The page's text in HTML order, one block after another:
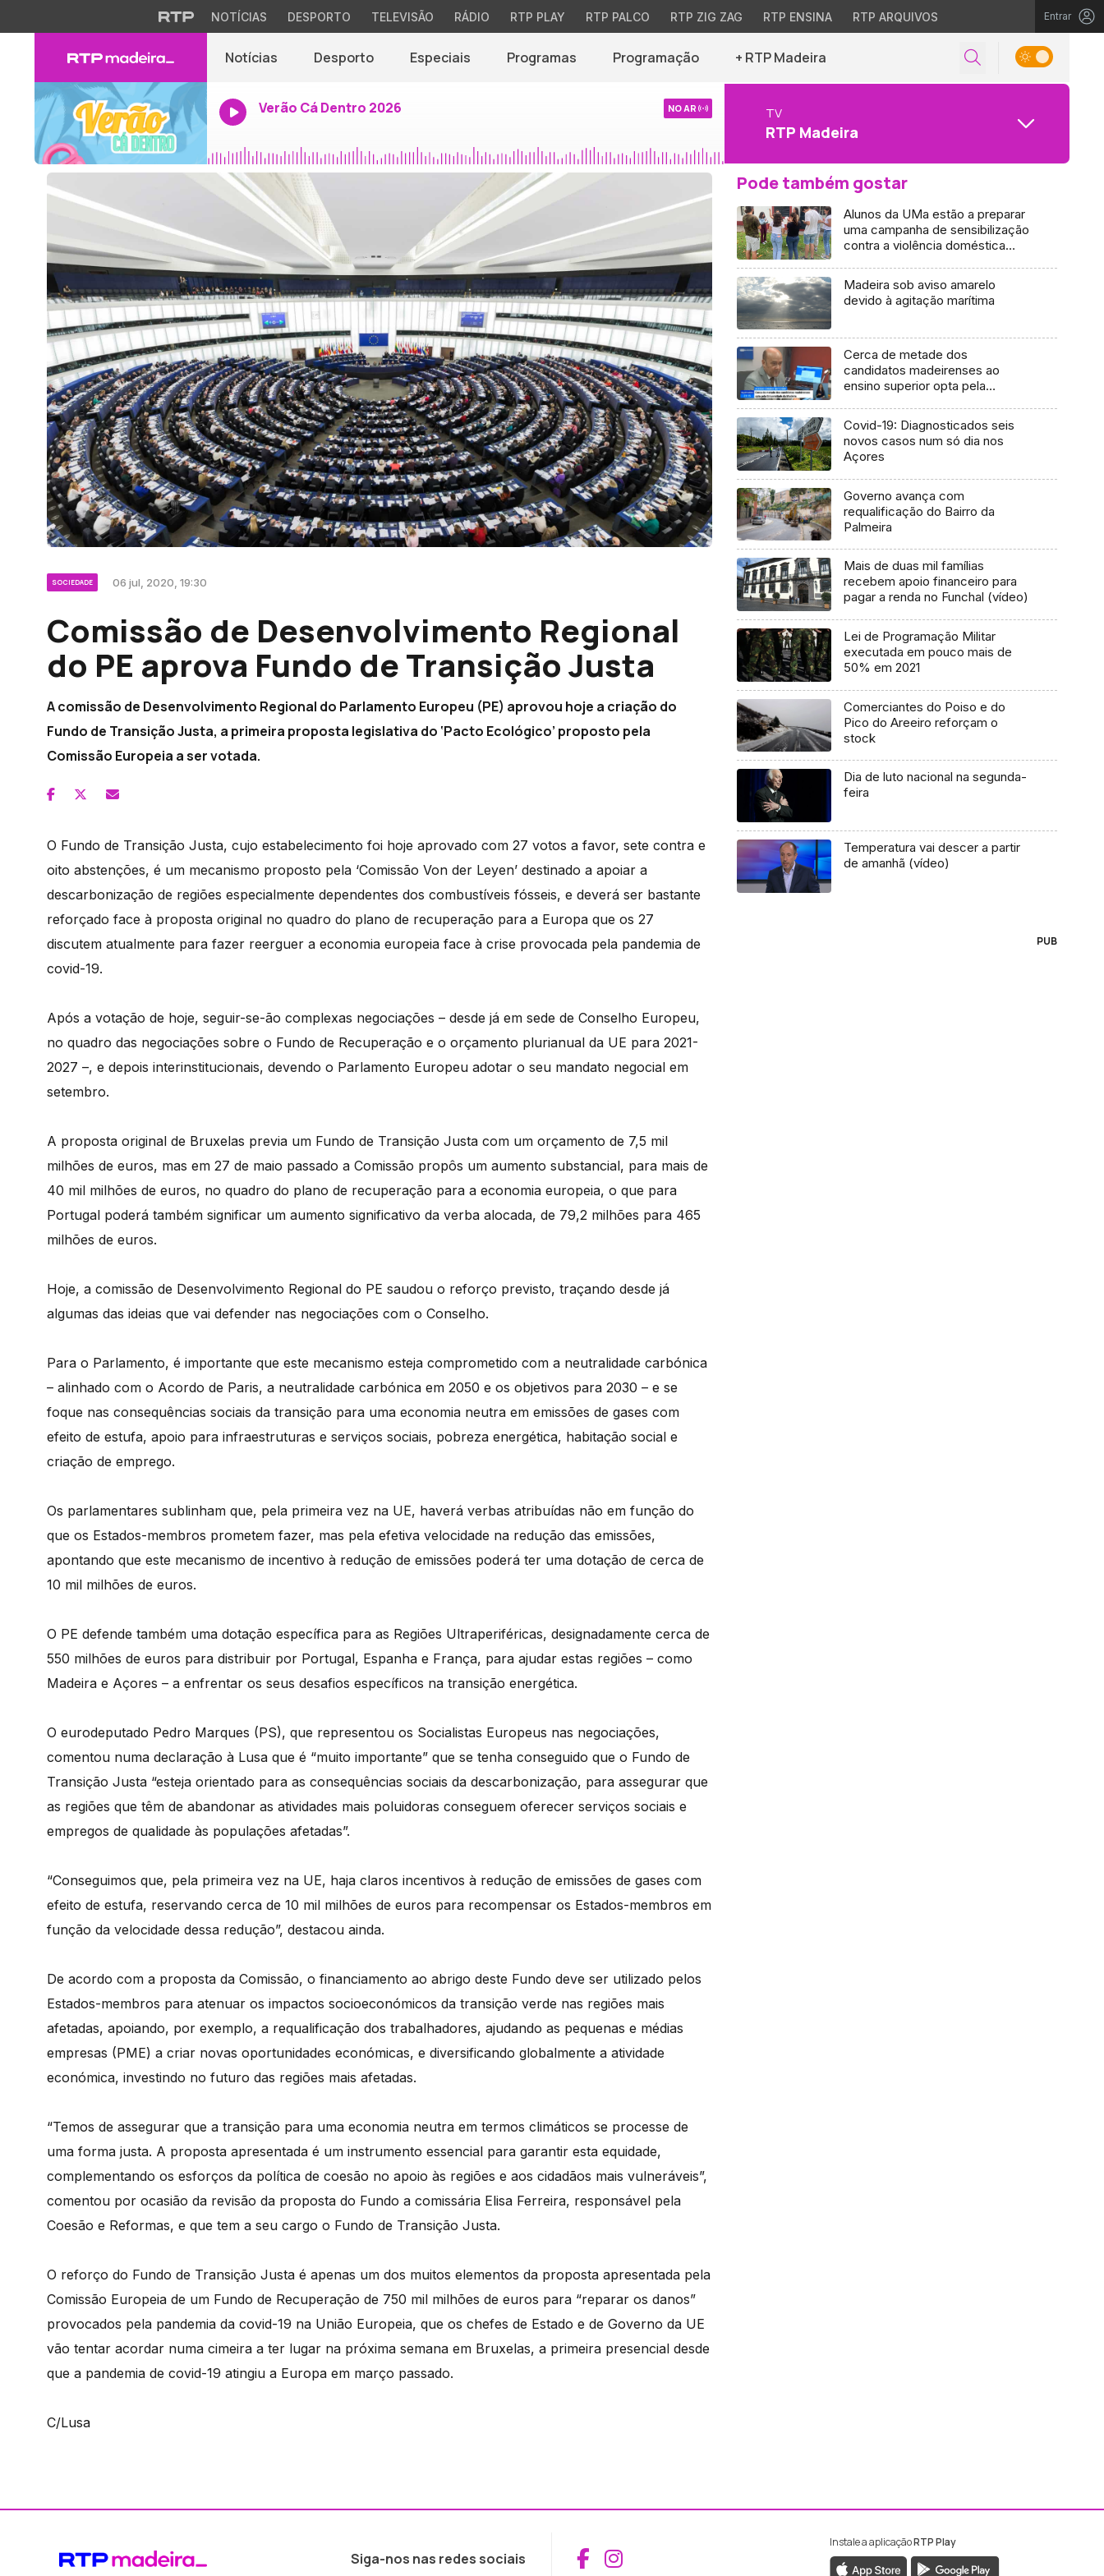
NOTÍCIAS DESPORTO TELEVISÃO RÁDIO RTP PLAY RTP PALCO RTP ZIG ZAG RTP ENSINA RTP ARQUIVOS Entrar
Notícias Desporto Especiais Programas Programação + RTP Madeira
Verão Cá Dentro 2026 NO AR TV
RTP Madeira
SOCIEDADE 06 jul, 2020, 19:30
Comissão de Desenvolvimento Regional
do PE aprova Fundo de Transição Justa
A comissão de Desenvolvimento Regional do Parlamento Europeu (PE) aprovou hoje a criação do
Fundo de Transição Justa, a primeira proposta legislativa do ‘Pacto Ecológico’ proposto pela
Comissão Europeia a ser votada.
O Fundo de Transição Justa, cujo estabelecimento foi hoje aprovado com 27 votos a favor, sete contra e
oito abstenções, é um mecanismo proposto pela ‘Comissão Von der Leyen’ destinado a apoiar a
descarbonização de regiões especialmente dependentes dos combustíveis fósseis, e deverá ser bastante
reforçado face à proposta original no quadro do plano de recuperação para a Europa que os 27
discutem atualmente para fazer reerguer a economia europeia face à crise provocada pela pandemia de
covid-19.
Após a votação de hoje, seguir-se-ão complexas negociações – desde já em sede de Conselho Europeu,
no quadro das negociações sobre o Fundo de Recuperação e o orçamento plurianual da UE para 2021-
2027 –, e depois interinstitucionais, devendo o Parlamento Europeu adotar o seu mandato negocial em
setembro.
A proposta original de Bruxelas previa um Fundo de Transição Justa com um orçamento de 7,5 mil
milhões de euros, mas em 27 de maio passado a Comissão propôs um aumento substancial, para mais de
40 mil milhões de euros, no quadro do plano de recuperação para a economia europeia, o que para
Portugal poderá também significar um aumento significativo da verba alocada, de 79,2 milhões para 465
milhões de euros.
Hoje, a comissão de Desenvolvimento Regional do PE saudou o reforço previsto, traçando desde já
algumas das ideias que vai defender nas negociações com o Conselho.
Para o Parlamento, é importante que este mecanismo esteja comprometido com a neutralidade carbónica
– alinhado com o Acordo de Paris, a neutralidade carbónica em 2050 e os objetivos para 2030 – e se
foque nas consequências sociais da transição para uma economia neutra em emissões de gases com
efeito de estufa, apoio para infraestruturas e serviços sociais, pobreza energética, habitação social e
criação de emprego.
Os parlamentares sublinham que, pela primeira vez na UE, haverá verbas atribuídas não em função do
que os Estados-membros prometem fazer, mas pela efetiva velocidade na redução das emissões,
apontando que este mecanismo de incentivo à redução de emissões poderá ter uma dotação de cerca de
10 mil milhões de euros.
O PE defende também uma dotação específica para as Regiões Ultraperiféricas, designadamente cerca de
550 milhões de euros para distribuir por Portugal, Espanha e França, para ajudar estas regiões – como
Madeira e Açores – a enfrentar os seus desafios específicos na transição energética.
O eurodeputado Pedro Marques (PS), que representou os Socialistas Europeus nas negociações,
comentou numa declaração à Lusa que é “muito importante” que se tenha conseguido que o Fundo de
Transição Justa “esteja orientado para as consequências sociais da descarbonização, para assegurar que
as regiões que têm de abandonar as atividades mais poluidoras conseguem oferecer serviços sociais e
empregos de qualidade às populações afetadas”.
“Conseguimos que, pela primeira vez na UE, haja claros incentivos à redução de emissões de gases com
efeito de estufa, reservando cerca de 10 mil milhões de euros para recompensar os Estados-membros em
função da velocidade dessa redução”, destacou ainda.
De acordo com a proposta da Comissão, o financiamento ao abrigo deste Fundo deve ser utilizado pelos
Estados-membros para atenuar os impactos socioeconómicos da transição verde nas regiões mais
afetadas, apoiando, por exemplo, a requalificação dos trabalhadores, ajudando as pequenas e médias
empresas (PME) a criar novas oportunidades económicas, e diversificando globalmente a atividade
económica, investindo no futuro das regiões mais afetadas.
“Temos de assegurar que a transição para uma economia neutra em termos climáticos se processe de
uma forma justa. A proposta apresentada é um instrumento essencial para garantir esta equidade,
complementando os esforços da política de coesão no apoio às regiões e aos cidadãos mais vulneráveis”,
comentou por ocasião da revisão da proposta do Fundo a comissária Elisa Ferreira, responsável pela
Coesão e Reformas, e que tem a seu cargo o Fundo de Transição Justa.
O reforço do Fundo de Transição Justa é apenas um dos muitos elementos da proposta apresentada pela
Comissão Europeia de um Fundo de Recuperação de 750 mil milhões de euros para “reparar os danos”
provocados pela pandemia da covid-19 na União Europeia, que os chefes de Estado e de Governo da UE
vão tentar acordar numa cimeira a ter lugar na próxima semana em Bruxelas, a primeira presencial desde
que a pandemia de covid-19 atingiu a Europa em março passado.
C/Lusa
Pode também gostar
Alunos da UMa estão a preparar
uma campanha de sensibilização
contra a violência doméstica
Madeira sob aviso amarelo
devido à agitação marítima
Cerca de metade dos
candidatos madeirenses ao
ensino superior opta pela
Covid-19: Diagnosticados seis
novos casos num só dia nos
Açores
Governo avança com
requalificação do Bairro da
Palmeira
Mais de duas mil famílias
recebem apoio financeiro para
pagar a renda no Funchal (vídeo)
Lei de Programação Militar
executada em pouco mais de
50% em 2021
Comerciantes do Poiso e do
Pico do Areeiro reforçam o
stock
Dia de luto nacional na segunda-
feira
Temperatura vai descer a partir
de amanhã (vídeo)
PUB
Siga-nos nas redes sociais Aceder ao Facebook da RTP Madeira
Aceder ao Instagram da RTP Madeira
Instale a aplicaçãoRTP Play